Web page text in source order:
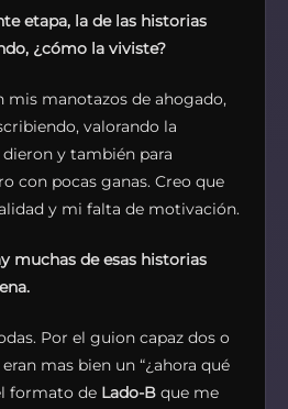
etapa, la de las historias
¿cómo la viviste?
mis manotazos de ahogado,
valorando la
y también para
con pocas ganas. Creo que
y mi falta de motivación.
muchas de esas historias
Por el guion capaz dos o
mas bien un “¿ahora qué
formato de Lado-B que me